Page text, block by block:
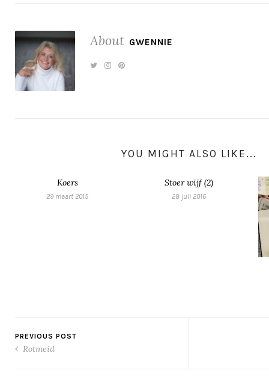
About GWENNIE
YOU MIGHT ALSO LIKE...
Koers
29 maart 2015
Stoer wijf (2)
28 juli 2016
PREVIOUS POST
Rotmeid